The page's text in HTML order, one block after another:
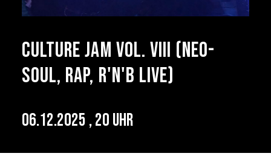
Culture Jam Vol. VIII (Neo-
Soul, Rap, R'n'B live)
06.12.2025 , 20 Uhr